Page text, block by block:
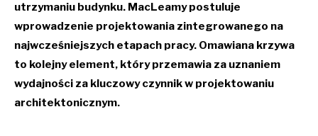
utrzymaniu budynku. MacLeamy postuluje
wprowadzenie projektowania zintegrowanego na
najwcześniejszych etapach pracy. Omawiana krzywa
to kolejny element, który przemawia za uznaniem
wydajności za kluczowy czynnik w projektowaniu
architektonicznym.